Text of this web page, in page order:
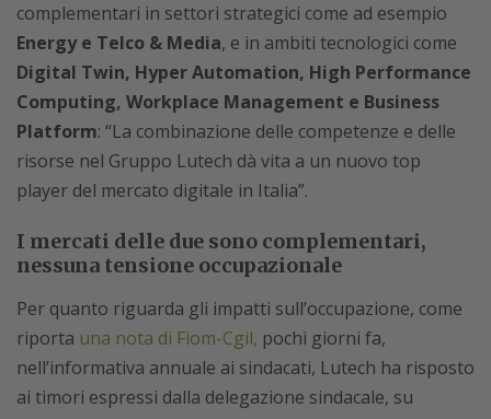
complementari in settori strategici come ad esempio
Energy e Telco & Media, e in ambiti tecnologici come
Digital Twin, Hyper Automation, High Performance
Computing, Workplace Management e Business
Platform: “La combinazione delle competenze e delle
risorse nel Gruppo Lutech dà vita a un nuovo top
player del mercato digitale in Italia”.
I mercati delle due sono complementari,
nessuna tensione occupazionale
Per quanto riguarda gli impatti sull’occupazione, come
riporta una nota di Fiom-Cgil, pochi giorni fa,
nell’informativa annuale ai sindacati, Lutech ha risposto
ai timori espressi dalla delegazione sindacale, su